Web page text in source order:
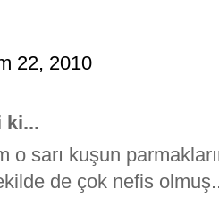
22, 2010
ki...
o sarı kuşun
de çok nefis